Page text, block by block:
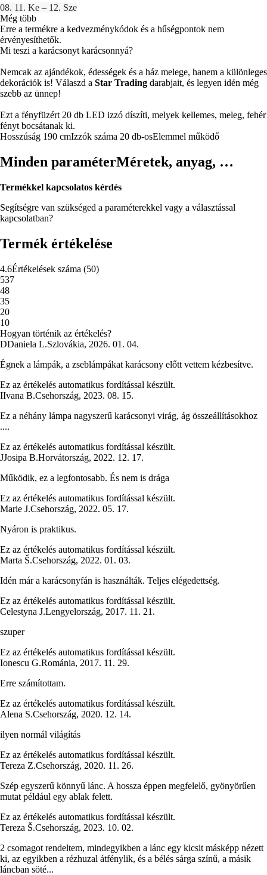
08. 11. Ke – 12. Sze
Még több
Erre a termékre a kedvezménykódok és a hűségpontok nem
érvényesíthetők.
Mi teszi a karácsonyt karácsonnyá?
Nemcak az ajándékok, édességek és a ház melege, hanem a különleges
dekorációk is! Válaszd a Star Trading darabjait, és legyen idén még
szebb az ünnep!
Ezt a fényfüzért 20 db LED izzó díszíti, melyek kellemes, meleg, fehér
fényt bocsátanak ki.
Hosszúság 190 cmIzzók száma 20 db-osElemmel működő
Minden paraméterMéretek, anyag, …
Termékkel kapcsolatos kérdés
Segítségre van szükséged a paraméterekkel vagy a választással
kapcsolatban?
Termék értékelése
4.6Értékelések száma (50)
537
48
35
20
10
Hogyan történik az értékelés?
DDaniela L.Szlovákia, 2026. 01. 04.
Égnek a lámpák, a zseblámpákat karácsony előtt vettem kézbesítve.
Ez az értékelés automatikus fordítással készült.
IIvana B.Csehország, 2023. 08. 15.
Ez a néhány lámpa nagyszerű karácsonyi virág, ág összeállításokhoz
....
Ez az értékelés automatikus fordítással készült.
JJosipa B.Horvátország, 2022. 12. 17.
Működik, ez a legfontosabb. És nem is drága
Ez az értékelés automatikus fordítással készült.
Marie J.Csehország, 2022. 05. 17.
Nyáron is praktikus.
Ez az értékelés automatikus fordítással készült.
Marta Š.Csehország, 2022. 01. 03.
Idén már a karácsonyfán is használták. Teljes elégedettség.
Ez az értékelés automatikus fordítással készült.
Celestyna J.Lengyelország, 2017. 11. 21.
szuper
Ez az értékelés automatikus fordítással készült.
Ionescu G.Románia, 2017. 11. 29.
Erre számítottam.
Ez az értékelés automatikus fordítással készült.
Alena S.Csehország, 2020. 12. 14.
ilyen normál világítás
Ez az értékelés automatikus fordítással készült.
Tereza Z.Csehország, 2020. 11. 26.
Szép egyszerű könnyű lánc. A hossza éppen megfelelő, gyönyörűen
mutat például egy ablak felett.
Ez az értékelés automatikus fordítással készült.
Tereza Š.Csehország, 2023. 10. 02.
2 csomagot rendeltem, mindegyikben a lánc egy kicsit másképp nézett
ki, az egyikben a rézhuzal átfénylik, és a bélés sárga színű, a másik
láncban söté...